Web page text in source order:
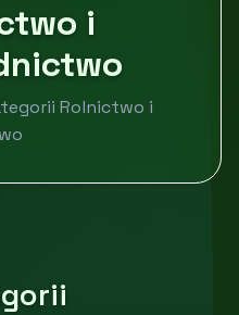
i
Rolnictwo i